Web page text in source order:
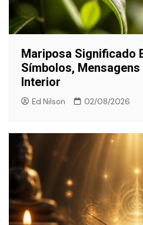
Mariposa Significado
Símbolos,
Interior
Ed Nilson 02/08/2026